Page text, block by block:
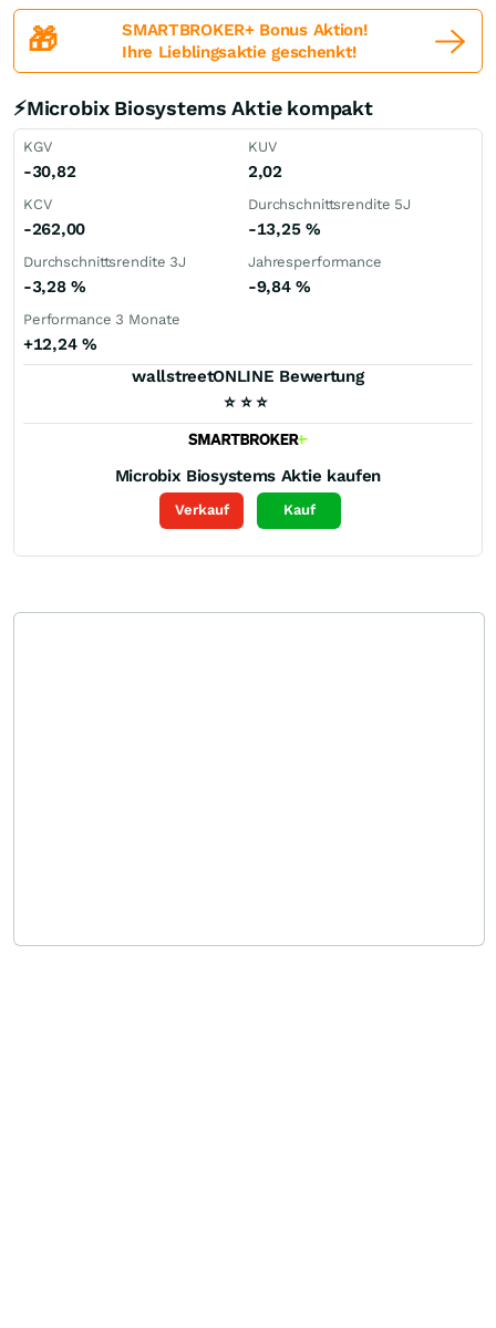
🎁
SMARTBROKER+ Bonus Aktion!
Ihre Lieblingsaktie geschenkt!
⚡Microbix Biosystems Aktie kompakt
KGV
-30,82
KUV
2,02
KCV
-262,00
Durchschnittsrendite 5J
-13,25 %
Durchschnittsrendite 3J
-3,28%
Jahresperformance
-9,84%
Performance 3 Monate
+12,24 %
wallstreetONLINE Bewertung
⭐ ⭐ ⭐
Microbix Biosystems Aktie kaufen
Verkauf Kauf